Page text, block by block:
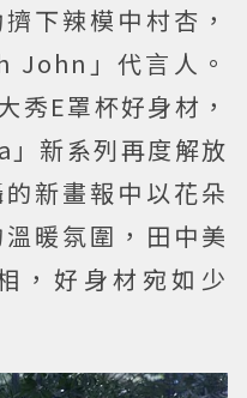
下辣模中村杏，
John」代言人。
秀E罩杯好身材，
新系列再度解放
新畫報中以花朵
暖氛圍，田中美
，好身材宛如少